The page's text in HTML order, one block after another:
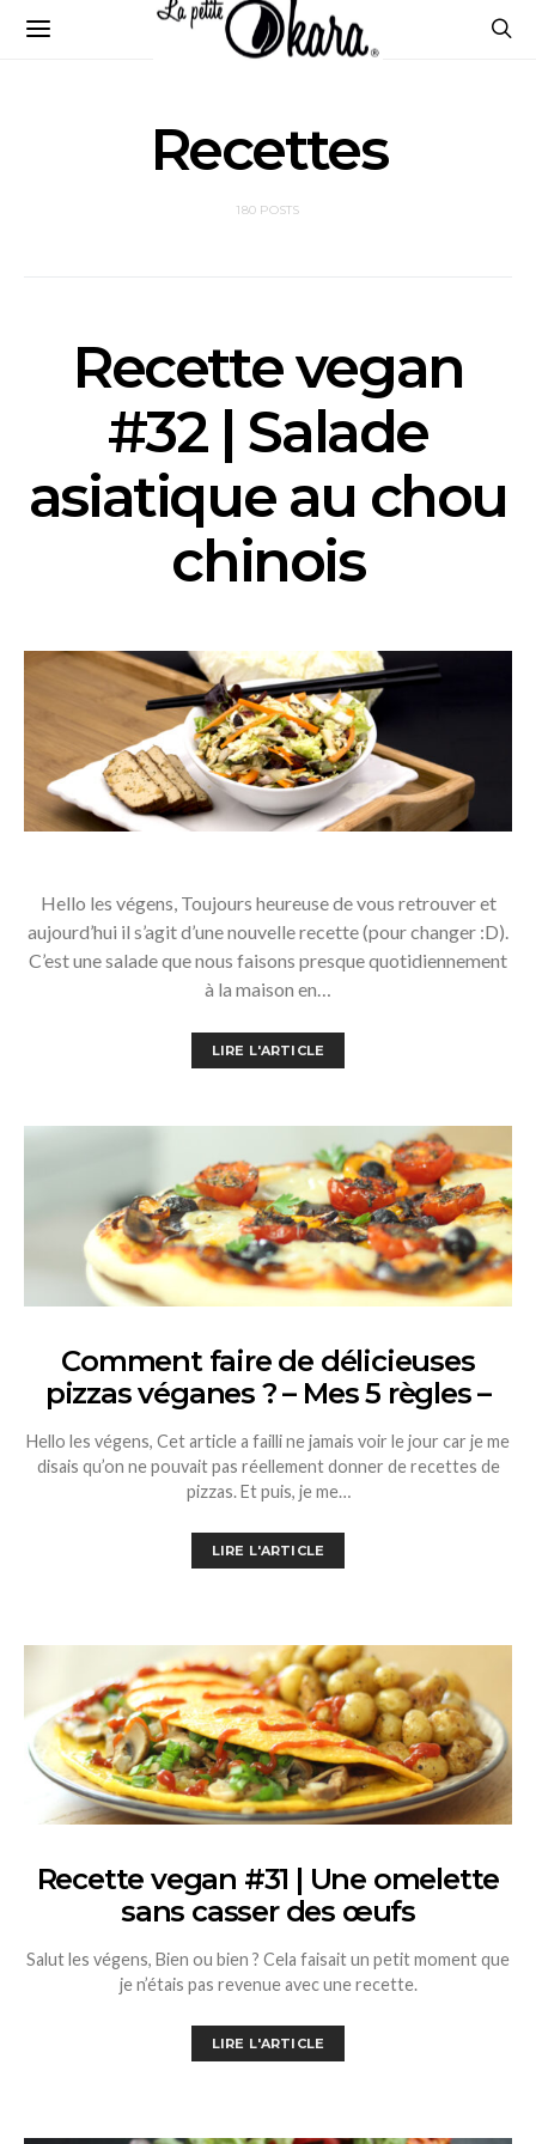
Recettes
180 POSTS
Recette vegan
#32 | Salade
asiatique au chou
chinois
Hello les végens, Toujours heureuse de vous retrouver et
aujourd’hui il s’agit d’une nouvelle recette (pour changer :D).
C’est une salade que nous faisons presque quotidiennement
à la maison en…
LIRE L'ARTICLE
Comment faire de délicieuses
pizzas véganes ? – Mes 5 règles –
Hello les végens, Cet article a failli ne jamais voir le jour car je me
disais qu’on ne pouvait pas réellement donner de recettes de
pizzas. Et puis, je me…
LIRE L'ARTICLE
Recette vegan #31 | Une omelette
sans casser des œufs
Salut les végens, Bien ou bien ? Cela faisait un petit moment que
je n’étais pas revenue avec une recette.
LIRE L'ARTICLE